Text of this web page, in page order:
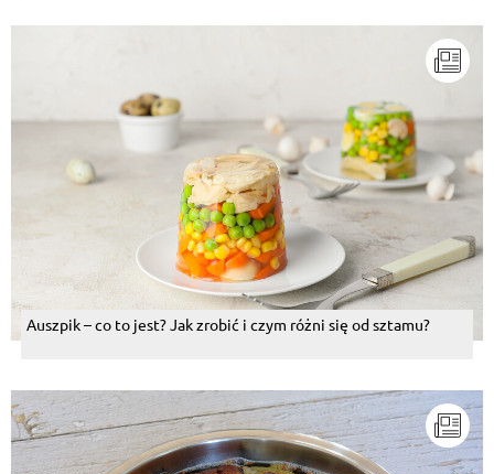
Auszpik – co to jest? Jak zrobić i czym różni się od sztamu?